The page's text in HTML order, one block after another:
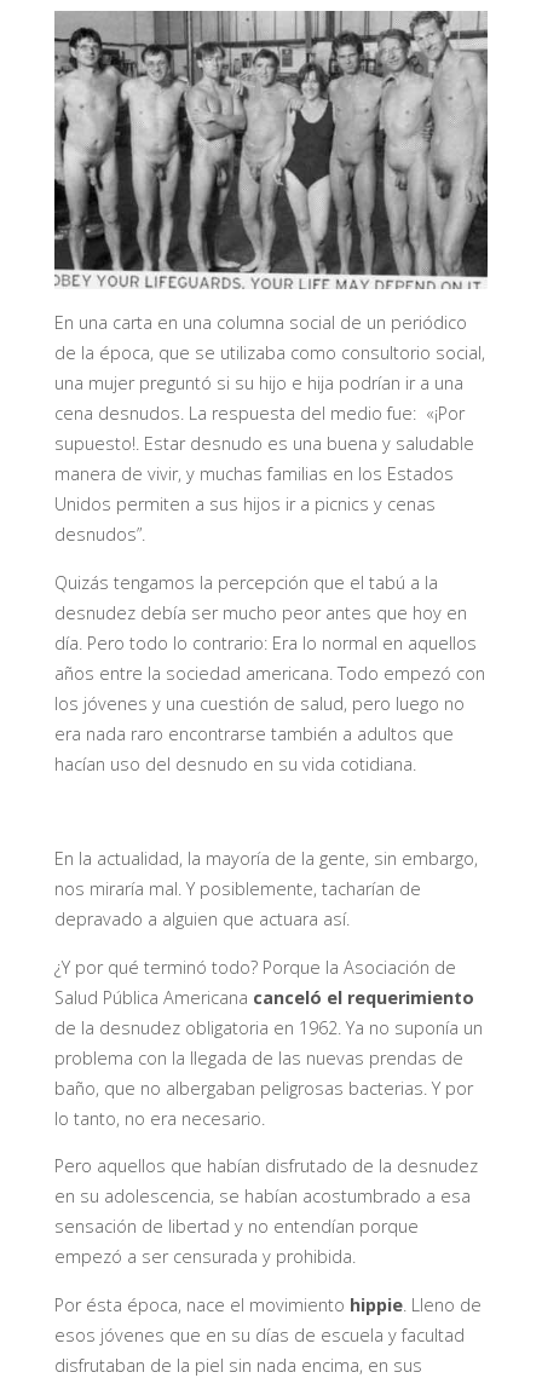
En una carta en una columna social de un periódico
de la época, que se utilizaba como consultorio social,
una mujer preguntó si su hijo e hija podrían ir a una
cena desnudos. La respuesta del medio fue: «¡Por
supuesto!. Estar desnudo es una buena y saludable
manera de vivir, y muchas familias en los Estados
Unidos permiten a sus hijos ir a picnics y cenas
desnudos”.
Quizás tengamos la percepción que el tabú a la
desnudez debía ser mucho peor antes que hoy en
día. Pero todo lo contrario: Era lo normal en aquellos
años entre la sociedad americana. Todo empezó con
los jóvenes y una cuestión de salud, pero luego no
era nada raro encontrarse también a adultos que
hacían uso del desnudo en su vida cotidiana.
En la actualidad, la mayoría de la gente, sin embargo,
nos miraría mal. Y posiblemente, tacharían de
depravado a alguien que actuara así.
¿Y por qué terminó todo? Porque la Asociación de
Salud Pública Americana canceló el requerimiento
de la desnudez obligatoria en 1962. Ya no suponía un
problema con la llegada de las nuevas prendas de
baño, que no albergaban peligrosas bacterias. Y por
lo tanto, no era necesario.
Pero aquellos que habían disfrutado de la desnudez
en su adolescencia, se habían acostumbrado a esa
sensación de libertad y no entendían porque
empezó a ser censurada y prohibida.
Por ésta época, nace el movimiento hippie. Lleno de
esos jóvenes que en su días de escuela y facultad
disfrutaban de la piel sin nada encima, en sus